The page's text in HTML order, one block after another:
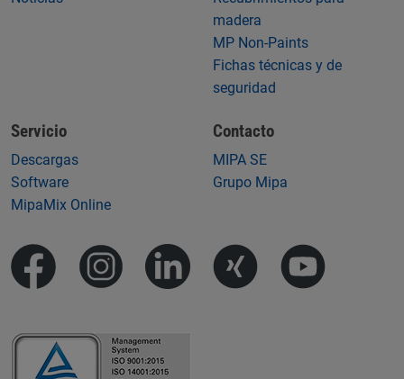
madera
MP Non-Paints
Fichas técnicas y de
seguridad
Servicio
Descargas
Software
MipaMix Online
Contacto
MIPA SE
Grupo Mipa